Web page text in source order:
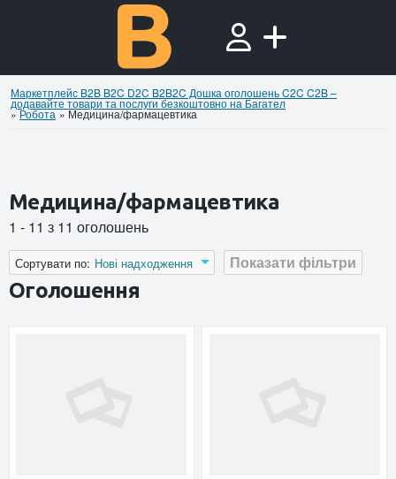
Маркетплейс B2B B2C D2C B2B2C Дошка оголошень C2C C2B –
додавайте товари та послуги безкоштовно на Багател
»Робота »Медицина/фармацевтика
Медицина/фармацевтика
1 - 11 з 11 оголошень
Показати фільтри
Сортувати по: Нові надходження
Оголошення